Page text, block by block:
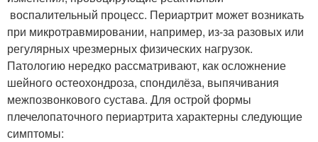
воспалительный процесс. Периартрит может возникать
при микротравмировании, например, из-за разовых или
регулярных чрезмерных физических нагрузок.
Патологию нередко рассматривают, как осложнение
шейного остеохондроза, спондилёза, выпячивания
межпозвонкового сустава. Для острой формы
плечелопаточного периартрита характерны следующие
симптомы: